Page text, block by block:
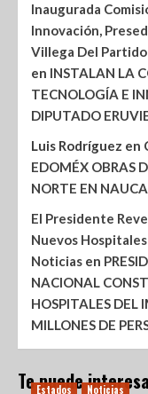
Inaugurada
Innovación,
Villega Del
en INSTALAN LA
TECNOLOGÍA E
DIPUTADO
Luis Rodríguez en
EDOMÉX OBRAS
NORTE EN
El Presidente
Nuevos
Noticias en
NACIONAL
HOSPITALES DEL
MILLONES DE
Te puede
Estados Noticias